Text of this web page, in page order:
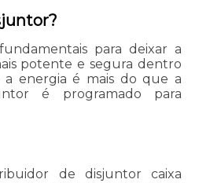
para deixar a
potente e segura dentro
a energia é mais do que a
é programado para
de disjuntor caixa